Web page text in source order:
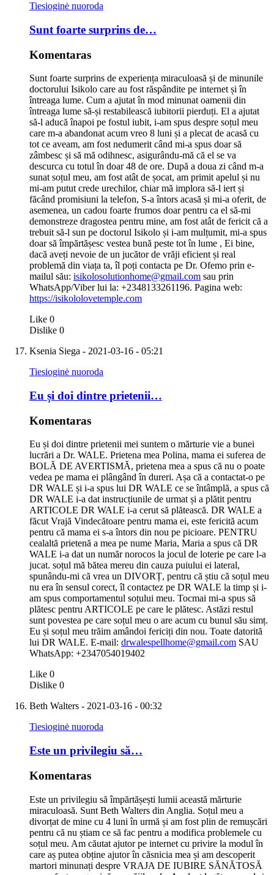
Tiesioginė nuoroda
Sunt foarte surprins de…
Komentaras
Sunt foarte surprins de experiența miraculoasă și de minunile
doctorului Isikolo care au fost răspândite pe internet și în
întreaga lume. Cum a ajutat în mod minunat oamenii din
întreaga lume să-și restabilească iubitorii pierduți. El a ajutat
să-l aducă înapoi pe fostul iubit, i-am spus despre soțul meu
care m-a abandonat acum vreo 8 luni și a plecat de acasă cu
tot ce aveam, am fost nedumerit când mi-a spus doar să
zâmbesc și să mă odihnesc, asigurându-mă că el se va
descurca cu totul în doar 48 de ore. După a doua zi când m-a
sunat soțul meu, am fost atât de șocat, am primit apelul și nu
mi-am putut crede urechilor, chiar mă implora să-l iert și
făcând promisiuni la telefon, S-a întors acasă și mi-a oferit, de
asemenea, un cadou foarte frumos doar pentru ca el să-mi
demonstreze dragostea pentru mine, am fost atât de fericit că a
trebuit să-l sun pe doctorul Isikolo și i-am mulțumit, mi-a spus
doar să împărtășesc vestea bună peste tot în lume , Ei bine,
dacă aveți nevoie de un jucător de vrăji eficient și real
problemă din viața ta, îl poți contacta pe Dr. Ofemo prin e-
mailul său: isikolosolutionhome@gmail.com sau prin
WhatsApp/Viber lui la: +2348133261196. Pagina web:
https://isikololovetemple.com
Like 0
Dislike 0
Ksenia Siega - 2021-03-16 - 05:21
Tiesioginė nuoroda
Eu și doi dintre prietenii…
Komentaras
Eu și doi dintre prietenii mei suntem o mărturie vie a bunei
lucrări a Dr. WALE. Prietena mea Polina, mama ei suferea de
BOLĂ DE AVERTISMĂ, prietena mea a spus că nu o poate
vedea pe mama ei plângând în dureri. Așa că a contactat-o ​​pe
DR WALE și i-a spus lui DR WALE ce se întâmplă, a spus că
DR WALE i-a dat instrucțiunile de urmat și a plătit pentru
ARTICOLE DR WALE i-a cerut să plătească. DR WALE a
făcut Vrajă Vindecătoare pentru mama ei, este fericită acum
pentru că mama ei s-a întors din nou pe picioare. PENTRU
cealaltă prietenă a mea pe nume Maria, Maria a spus că DR
WALE i-a dat un număr norocos la jocul de loterie pe care l-a
jucat. soțul mă bătea mereu din cauza puiului ei lateral,
spunându-mi că vrea un DIVORȚ, pentru că știu că soțul meu
nu era în sensul corect, îl contactez pe DR WALE la timp și i-
am spus comportamentul soțului meu. Tocmai mi-a spus să
plătesc pentru ARTICOLE pe care le plătesc. Astăzi restul
sunt povestea pe care soțul meu o are acum cu bunul său simț.
Eu și soțul meu trăim amândoi fericiți din nou. Toate datorită
lui DR WALE. E-mail: drwalespellhome@gmail.com SAU
WhatsApp: +2347054019402
Like 0
Dislike 0
Beth Walters - 2021-03-16 - 00:32
Tiesioginė nuoroda
Este un privilegiu să…
Komentaras
Este un privilegiu să împărtășești lumii această mărturie
miraculoasă. Sunt Beth Walters din Anglia. Soțul meu a
divorțat de mine cu 4 luni în urmă și am fost plin de remușcări
pentru că nu știam ce să fac pentru a modifica problemele cu
soțul meu. Am căutat ajutor pe internet cu privire la modul în
care aș putea obține ajutor în căsnicia mea și am descoperit
martori minunați despre VRAJA DE IUBIRE SĂNĂTOSĂ